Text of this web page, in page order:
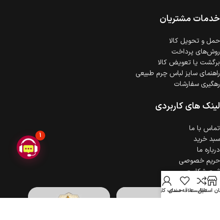
گارانتی معتبر برای تمامی محصولات ارائه می‌شود.خدمات مشتریان
حمل‌ و تحویل کالا
روش‌های پرداخت
برگشت یا تعویض کالا
راهنمای سایز لباس چرم طبیعی
رهگیری سفارشات
لینک های کاربردی
تماس با ما
سبد خرید
درباره ما
حریم خصوصی
ثبت شکایت
استایلمقایسهعلاقه مندی
حساب کاربری
1